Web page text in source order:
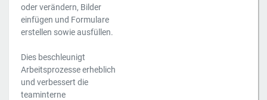
oder verändern, Bilder
einfügen und Formulare
erstellen sowie ausfüllen.
Dies beschleunigt
Arbeitsprozesse erheblich
und verbessert die
teaminterne